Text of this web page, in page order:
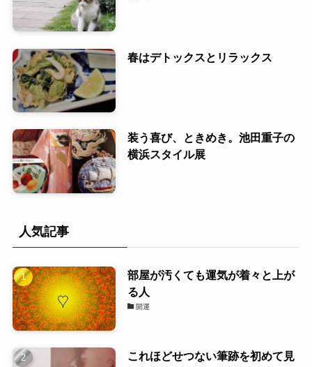
春はデトックスとリラックス
装う喜び、ときめき。池田重子の
横浜スタイル展
人気記事
部屋が汚くても運気が着々と上が
る人
開運
これほどせつない筆跡を初めて見